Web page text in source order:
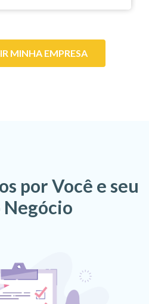
MINHA EMPRESA
por Você e seu
Negócio